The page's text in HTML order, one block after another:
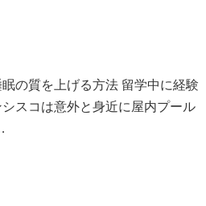
の質を上げる方法 留学中に経験
スコは意外と身近に屋内プール